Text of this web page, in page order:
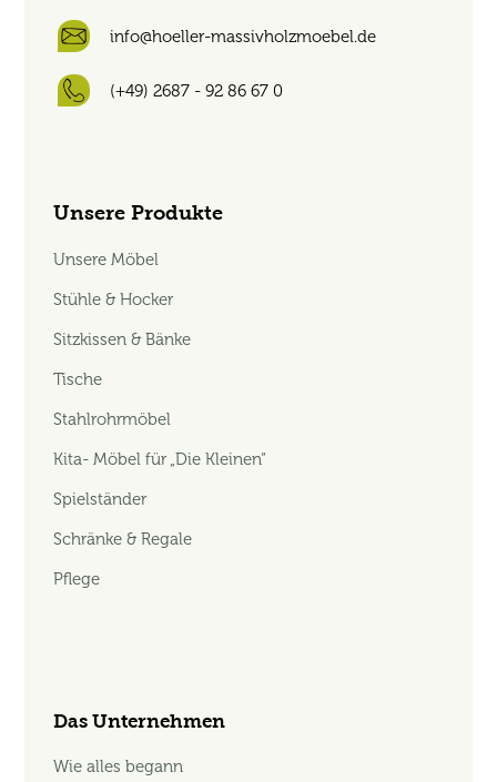
info@hoeller-massivholzmoebel.de
(+49) 2687 - 92 86 67 0
Unsere Produkte
Unsere Möbel
Stühle & Hocker
Sitzkissen & Bänke
Tische
Stahlrohrmöbel
Kita- Möbel für „Die Kleinen“
Spielständer
Schränke & Regale
Pflege
Das Unternehmen
Wie alles begann